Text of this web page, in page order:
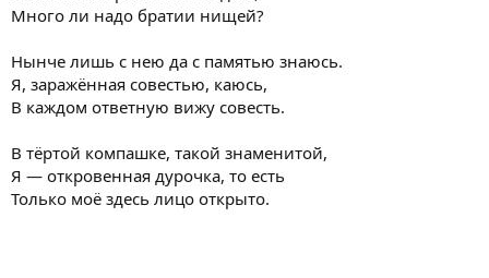
Много ли надо братии нищей?
Нынче лишь с нею да с памятью знаюсь.
Я, заражённая совестью, каюсь,
В каждом ответную вижу совесть.
В тёртой компашке, такой знаменитой,
Я — откровенная дурочка, то есть
Только моё здесь лицо открыто.